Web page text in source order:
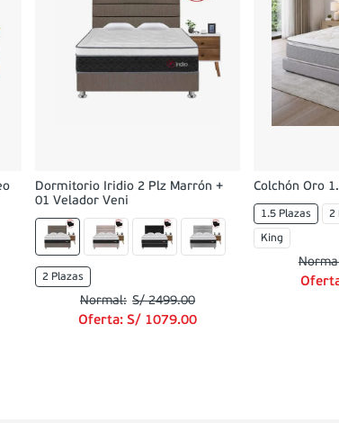
Dormitorio Iridio 2 Plz Marrón +
01 Velador Veni
2 Plazas
S/ 2499.00
Oferta: S/ 1079.00
Colchón Oro
1.5 Plazas 2
King